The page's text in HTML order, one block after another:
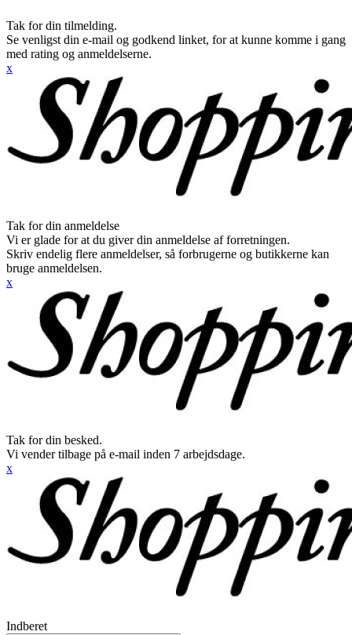
Tak for din tilmelding.
Se venligst din e-mail og godkend linket, for at kunne komme i gang
med rating og anmeldelserne.
x
Tak for din anmeldelse
Vi er glade for at du giver din anmeldelse af forretningen.
Skriv endelig flere anmeldelser, så forbrugerne og butikkerne kan
bruge anmeldelsen.
x
Tak for din besked.
Vi vender tilbage på e-mail inden 7 arbejdsdage.
x
Indberet